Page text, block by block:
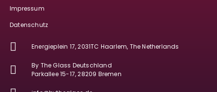
Impressum
Datenschutz
Energieplein 17, 2031TC Haarlem, The Netherlands
By The Glass Deutschland
Parkallee 15-17, 28209 Bremen